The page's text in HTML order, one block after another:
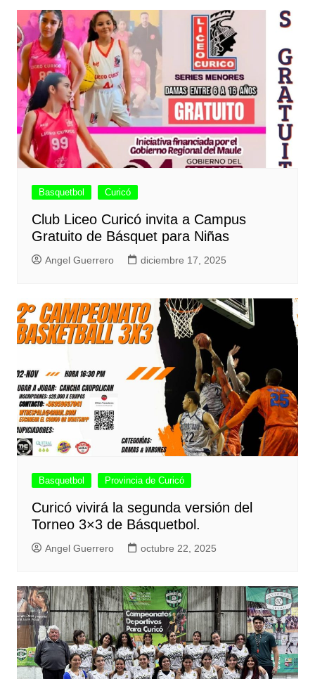
Basquetbol Curicó
Club Liceo Curicó invita a Campus
Gratuito de Básquet para Niñas
Angel Guerrero diciembre 17, 2025
Basquetbol Provincia de Curicó
Curicó vivirá la segunda versión del
Torneo 3×3 de Básquetbol.
Angel Guerrero octubre 22, 2025